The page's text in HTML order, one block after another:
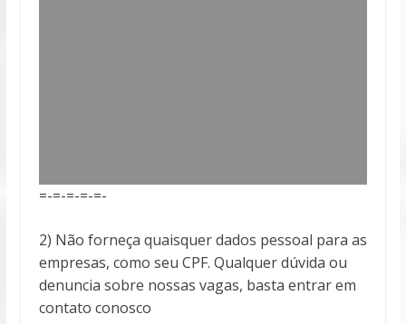
=-=-=-=-=-
2) Não forneça quaisquer dados pessoal para as
empresas, como seu CPF. Qualquer dúvida ou
denuncia sobre nossas vagas, basta entrar em
contato conosco